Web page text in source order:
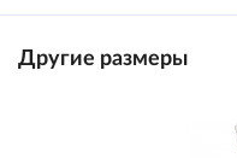
Другие размеры